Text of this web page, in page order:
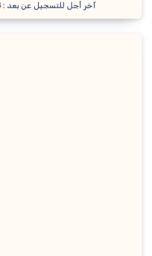
آخر أجل للتسجيل عن بعد : 08 جويلية 2026